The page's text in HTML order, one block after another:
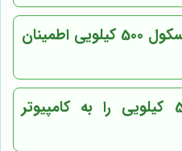
چگونه می‌توانم از دقت باسکول 500 کیلویی اطمینان
آیا می‌توانم باسکول 500 کیلویی را به کامپیوتر